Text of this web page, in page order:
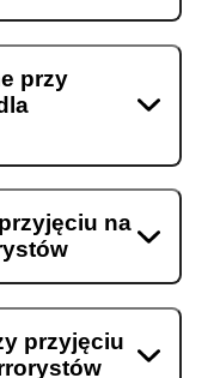
przy
na
przyjęciu